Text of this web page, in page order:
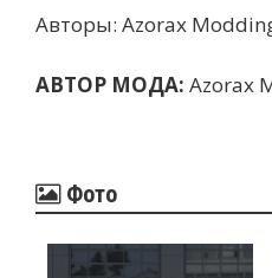
Авторы: Azorax
АВТОР МОДА: Azorax
Фото